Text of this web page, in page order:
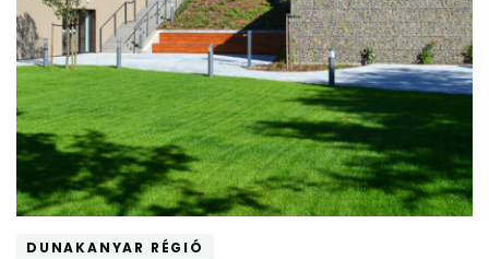
DUNAKANYAR RÉGIÓ